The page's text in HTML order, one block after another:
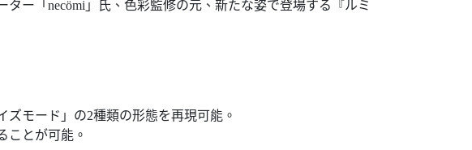
ー「necömi」氏、色彩監修の元、新たな姿で登場する『ルミ
モード」の2種類の形態を再現可能。
ことが可能。